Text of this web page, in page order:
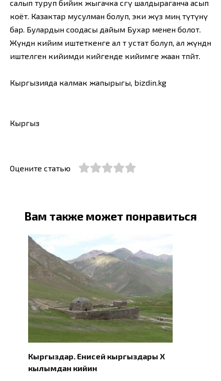
салып туруп бийик жыгачка сөөгү шалдыраганча асып
коёт. Казактар мусулман болуп, эки жүз миң түтүнү
бар. Булардын соодасы дайым Бухар менен болот.
Жүндөн кийим иштеткенге ал өтө устат болуп, ал жүндөн
иштелген кийимди кийгенде кийимге жаан өтпөйт.
Кыргызияда калмак жапырыгы, bizdin.kg
Кыргыз
Оцените статью
Вам также может понравиться
Кыргыздар. Eнисей кыргыздары X
кылымдан кийин